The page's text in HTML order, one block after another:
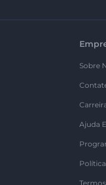
Sobre
Ajuda